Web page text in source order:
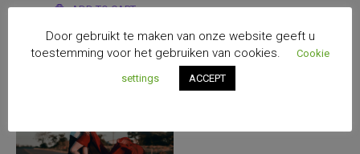
ADD TO CART
Door gebruikt te maken van onze website geeft u
toestemming voor het gebruiken van cookies.
Cookie
settings ACCEPT